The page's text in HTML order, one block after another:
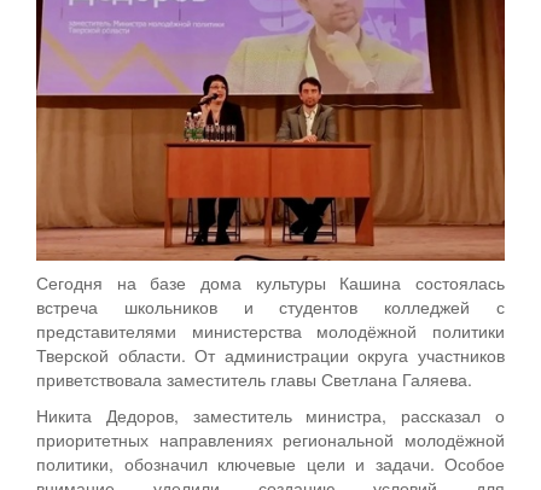
Сегодня на базе дома культуры Кашина состоялась
встреча школьников и студентов колледжей с
представителями министерства молодёжной политики
Тверской области. От администрации округа участников
приветствовала заместитель главы Светлана Галяева.
Никита Дедоров, заместитель министра, рассказал о
приоритетных направлениях региональной молодёжной
политики, обозначил ключевые цели и задачи. Особое